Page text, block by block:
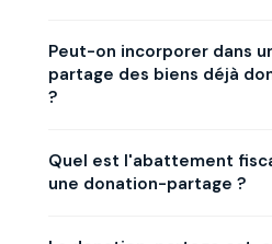
sa valeur est réintégrée à
moment du décès, réévaluée
toutes et ne font l'objet
succession, ce qui fige les
Peut-on incorporer dans
partage des biens déjà
?
est possible d'incorporer
simples, même consenties à
Quel est l'abattement
une donation-partage ?